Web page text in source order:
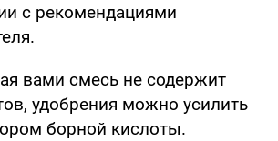
с рекомендациями
вами смесь не содержит
удобрения можно усилить
борной кислоты.